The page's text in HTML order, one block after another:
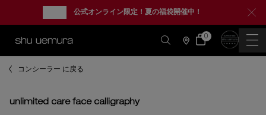
公式オンライン限定！夏の福袋開催中！
店
情
カ 0
0 カート内の製品
コンシーラー に戻る
unlimited care face calligraphy